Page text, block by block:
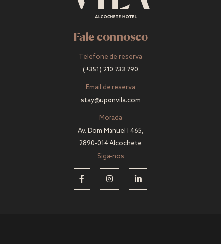
Fale connosco
Telefone de reserva
(+351) 210 733 790
Email de reserva
stay@uponvila.com
Morada
Av. Dom Manuel I 465,
2890-014 Alcochete
Siga-nos